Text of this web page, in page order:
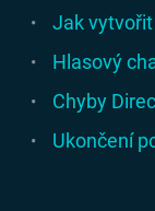
Jak vytvořit
Hlasový
Chyby
Ukončení